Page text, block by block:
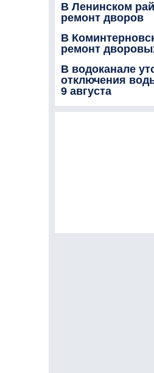
В Ленинском
ремонт дворов
В
ремонт
В водоканале
отключения
9 августа